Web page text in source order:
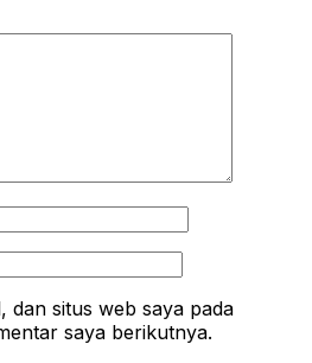
dan situs web saya pada
saya berikutnya.